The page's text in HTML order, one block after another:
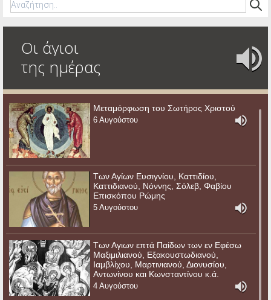
Οι άγιοι
της ημέρας
Μεταμόρφωση του Σωτήρος Χριστού
6 Αυγούστου
Των Αγίων Ευσιγνίου, Καττιδίου,
Καττιδιανού, Νόννης, Σόλεβ, Φαβίου
Επισκόπου Ρώμης
5 Αυγούστου
Των Αγιων επτά Παίδων των εν Εφέσω
Μαξιμιλιανού, Εξακουστωδιανού,
Ιαμβλίχου, Μαρτινιανού, Διονυσίου,
Αντωνίνου και Κωνσταντίνου κ.ά.
4 Αυγούστου